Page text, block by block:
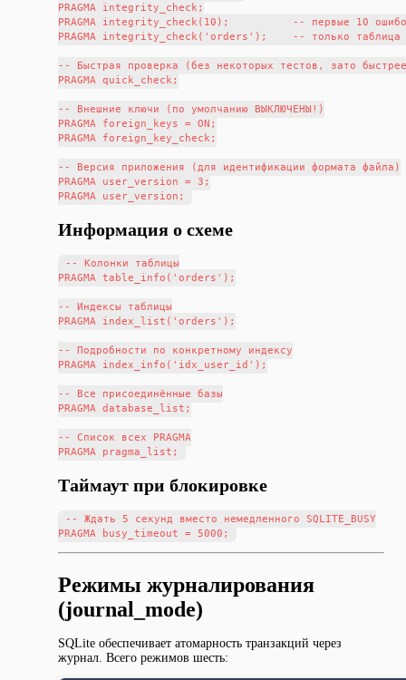
PRAGMA integrity_check;
PRAGMA integrity_check(10);          -- первые 10
PRAGMA integrity_check('orders');    -- только таблица
-- Быстрая проверка (без некоторых тестов, зато
PRAGMA quick_check;
-- Внешние ключи (по умолчанию ВЫКЛЮЧЕНЫ!)
PRAGMA foreign_keys = ON;
PRAGMA foreign_key_check;
-- Версия приложения (для идентификации формата файла)
PRAGMA user_version = 3;
Информация о схеме
-- Колонки таблицы
PRAGMA table_info('orders');
-- Индексы таблицы
PRAGMA index_list('orders');
-- Подробности по конкретному индексу
PRAGMA index_info('idx_user_id');
-- Все присоединённые базы
PRAGMA database_list;
-- Список всех PRAGMA
Таймаут при блокировке
-- Ждать 5 секунд вместо немедленного SQLITE_BUSY
Режимы журналирования
(journal_mode)
SQLite обеспечивает атомарность транзакций через
журнал. Всего режимов шесть: